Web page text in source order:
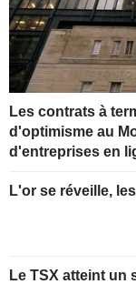
Les contrats à
d'optimisme au
d'entreprises en
L'or se réveille,
Le TSX atteint un